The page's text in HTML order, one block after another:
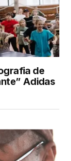
de
Adidas